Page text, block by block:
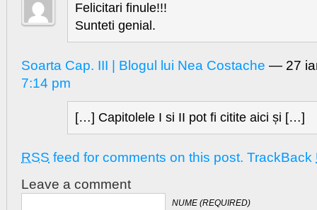
Felicitari finule!!!
Sunteti genial.
Soarta Cap. III | Blogul lui Nea Costache — 27
7:14 pm
[…] Capitolele I si II pot fi citite aici și […]
RSS feed for comments on this post. TrackBack
Leave a comment
NUME (REQUIRED)